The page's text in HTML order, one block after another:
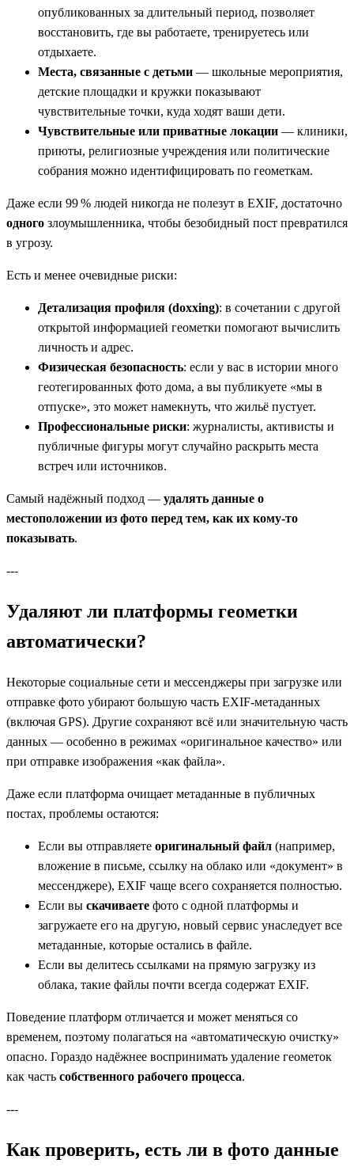
опубликованных за длительный период, позволяет
восстановить, где вы работаете, тренируетесь или
отдыхаете.
Места, связанные с детьми — школьные мероприятия,
детские площадки и кружки показывают
чувствительные точки, куда ходят ваши дети.
Чувствительные или приватные локации — клиники,
приюты, религиозные учреждения или политические
собрания можно идентифицировать по геометкам.
Даже если 99 % людей никогда не полезут в EXIF, достаточно
одного злоумышленника, чтобы безобидный пост превратился
в угрозу.
Есть и менее очевидные риски:
Детализация профиля (doxxing): в сочетании с другой
открытой информацией геометки помогают вычислить
личность и адрес.
Физическая безопасность: если у вас в истории много
геотегированных фото дома, а вы публикуете «мы в
отпуске», это может намекнуть, что жильё пустует.
Профессиональные риски: журналисты, активисты и
публичные фигуры могут случайно раскрыть места
встреч или источников.
Самый надёжный подход — удалять данные о
местоположении из фото перед тем, как их кому‑то
показывать.
---
Удаляют ли платформы геометки
автоматически?
Некоторые социальные сети и мессенджеры при загрузке или
отправке фото убирают большую часть EXIF‑метаданных
(включая GPS). Другие сохраняют всё или значительную часть
данных — особенно в режимах «оригинальное качество» или
при отправке изображения «как файла».
Даже если платформа очищает метаданные в публичных
постах, проблемы остаются:
Если вы отправляете оригинальный файл (например,
вложение в письме, ссылку на облако или «документ» в
мессенджере), EXIF чаще всего сохраняется полностью.
Если вы скачиваете фото с одной платформы и
загружаете его на другую, новый сервис унаследует все
метаданные, которые остались в файле.
Если вы делитесь ссылками на прямую загрузку из
облака, такие файлы почти всегда содержат EXIF.
Поведение платформ отличается и может меняться со
временем, поэтому полагаться на «автоматическую очистку»
опасно. Гораздо надёжнее воспринимать удаление геометок
как часть собственного рабочего процесса.
---
Как проверить, есть ли в фото данные